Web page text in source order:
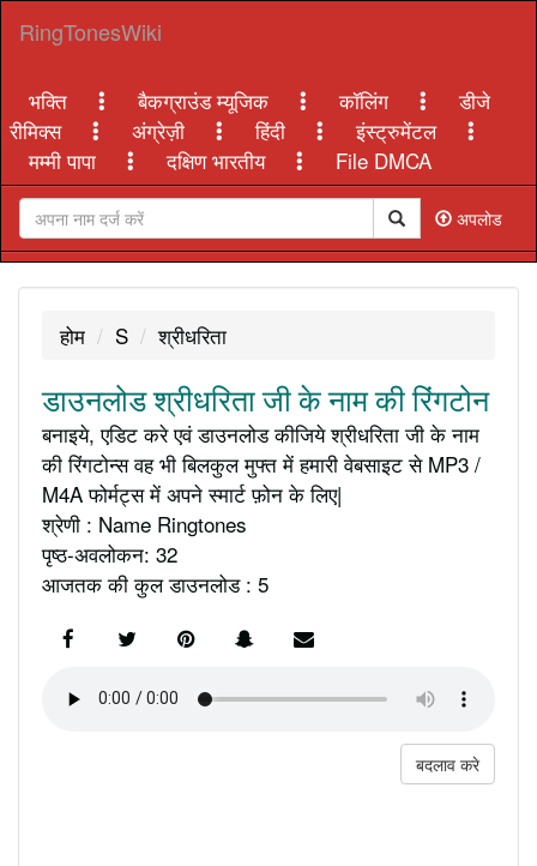
RingTonesWiki
भक्ति बैकग्राउंड म्यूजिक कॉलिंग
डीजे
रीमिक्स
अंग्रेज़ी हिंदी
इंस्ट्रुमेंटल
मम्मी पापा
दक्षिण भारतीय File DMCA
अपलोड
होम S श्रीधरिता
डाउनलोड श्रीधरिता जी के नाम की रिंगटोन
बनाइये, एडिट करे एवं डाउनलोड कीजिये श्रीधरिता जी के नाम
की रिंगटोन्स वह भी बिलकुल मुफ्त में हमारी वेबसाइट से MP3 /
M4A फोर्मट्स में अपने स्मार्ट फ़ोन के लिए|
श्रेणी : Name Ringtones
पृष्ठ-अवलोकन: 32
आजतक की कुल डाउनलोड : 5
बदलाव करे